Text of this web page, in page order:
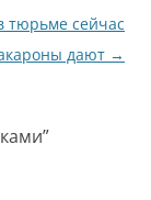
тюрьме сейчас
дают →
”